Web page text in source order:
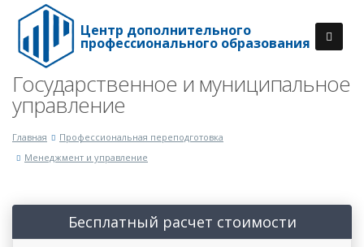
Центр дополнительного
профессионального образования
Государственное и муниципальное
управление
Главная
Профессиональная переподготовка
Менеджмент и управление
Бесплатный расчет стоимости